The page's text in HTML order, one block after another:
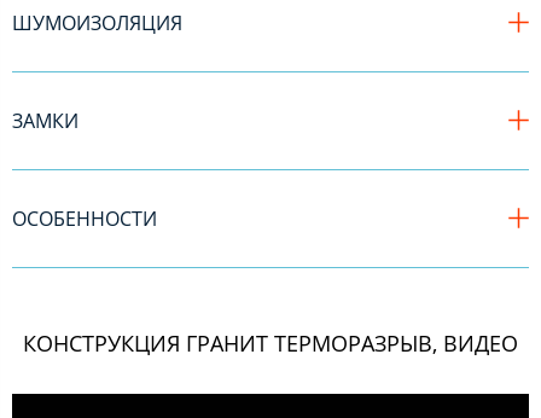
ШУМОИЗОЛЯЦИЯ
ЗАМКИ
ОСОБЕННОСТИ
КОНСТРУКЦИЯ ГРАНИТ ТЕРМОРАЗРЫВ, ВИДЕО